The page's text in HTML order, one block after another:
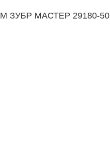
ЗУБР МАСТЕР 29180-50